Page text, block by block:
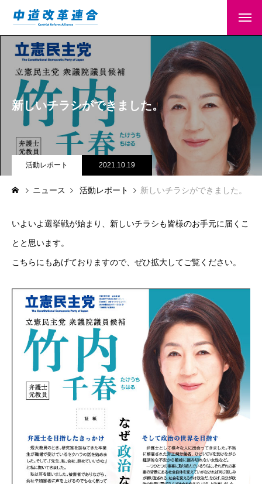
新しいチラシができました。
活動レポート 2021.10.19
ニュース 活動レポート 新しいチラシができました。
いよいよ選挙戦が始まり、新しいチラシも皆様のお手元に届くこ
とと思います。
こちらにもあげておりますので、ぜひ拡大してご覧ください。